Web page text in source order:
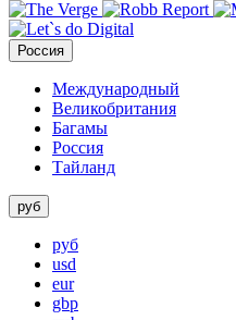
Россия
Международный
Великобритания
Багамы
Россия
Тайланд
руб
руб
usd
eur
gbp